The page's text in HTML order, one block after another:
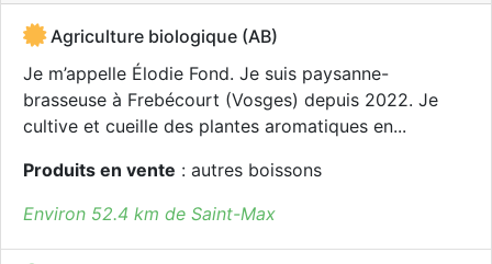
Agriculture biologique (AB)
Je m’appelle Élodie Fond. Je suis paysanne-
brasseuse à Frebécourt (Vosges) depuis 2022. Je
cultive et cueille des plantes aromatiques en...
Produits en vente : autres boissons
Environ 52.4 km de Saint-Max